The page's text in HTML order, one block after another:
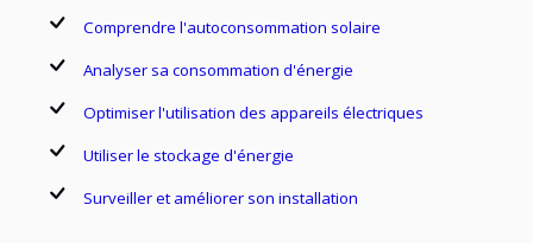
Comprendre l'autoconsommation solaire
Analyser sa consommation d'énergie
Optimiser l'utilisation des appareils électriques
Utiliser le stockage d'énergie
Surveiller et améliorer son installation